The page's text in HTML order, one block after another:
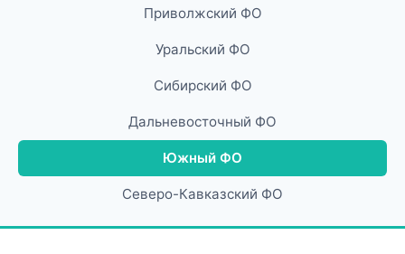
Приволжский ФО
Уральский ФО
Сибирский ФО
Дальневосточный ФО
Южный ФО
Северо-Кавказский ФО